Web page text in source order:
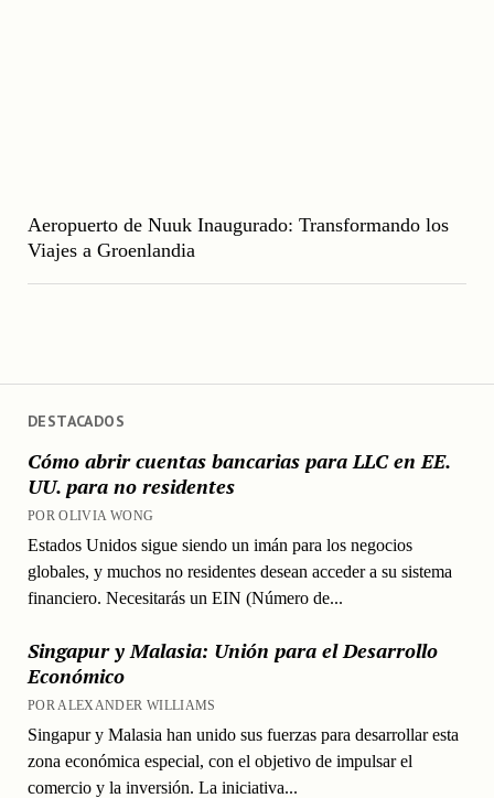
DESTACADOS
Cómo abrir cuentas bancarias para LLC en EE.
UU. para no residentes
POR OLIVIA WONG
Estados Unidos sigue siendo un imán para los negocios
globales, y muchos no residentes desean acceder a su sistema
financiero. Necesitarás un EIN (Número de...
Singapur y Malasia: Unión para el Desarrollo
Económico
POR ALEXANDER WILLIAMS
Singapur y Malasia han unido sus fuerzas para desarrollar esta
zona económica especial, con el objetivo de impulsar el
comercio y la inversión. La iniciativa...
Aeropuerto de Nuuk Inaugurado: Transformando los
Viajes a Groenlandia